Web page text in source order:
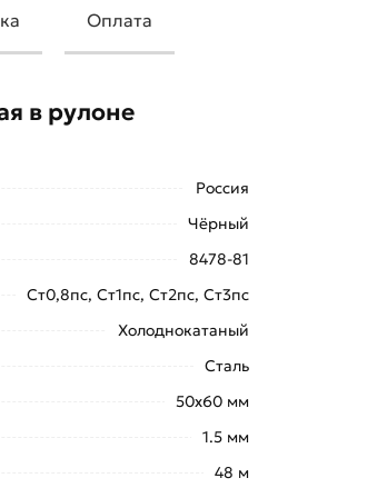
Оплата
собой изделие из металла,
будущий объект прочным
элемент, при строительстве
отделочных работ. Такая
в рулоне
Россия
Чёрный
8478-81
Ст0,8пс, Ст1пс, Ст2пс, Ст3пс
Холоднокатаный
Сталь
50х60 мм
1.5 мм
48 м